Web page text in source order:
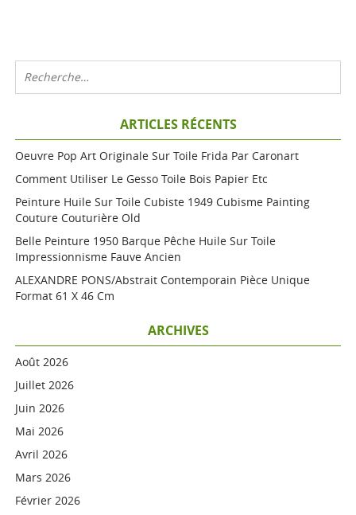
ARTICLES RÉCENTS
Oeuvre Pop Art Originale Sur Toile Frida Par Caronart
Comment Utiliser Le Gesso Toile Bois Papier Etc
Peinture Huile Sur Toile Cubiste 1949 Cubisme Painting
Couture Couturière Old
Belle Peinture 1950 Barque Pêche Huile Sur Toile
Impressionnisme Fauve Ancien
ALEXANDRE PONS/Abstrait Contemporain Pièce Unique
Format 61 X 46 Cm
ARCHIVES
Août 2026
Juillet 2026
Juin 2026
Mai 2026
Avril 2026
Mars 2026
Février 2026